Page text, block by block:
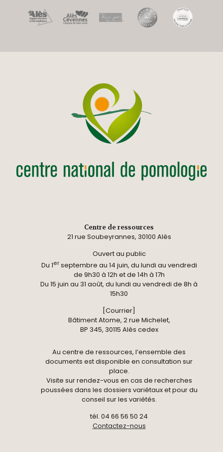
Centre de ressources
21 rue Soubeyrannes, 30100 Alès
Ouvert au public
Du 1erseptembre au 14 juin, du lundi au vendredi
de 9h30 à 12h et de 14h à 17h
Du 15 juin au 31 août, du lundi au vendredi de 8h à
15h30
[Courrier]
Bâtiment Atome, 2 rue Michelet,
BP 345, 30115 Alès cedex
Au centre de ressources, l’ensemble des
documents est disponible en consultation sur
place.
Visite sur rendez-vous en cas de recherches
poussées dans les dossiers variétaux et pour du
conseil sur les variétés.
tél. 04 66 56 50 24
Contactez-nous